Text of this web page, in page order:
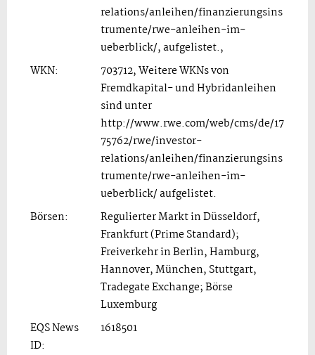
relations/anleihen/finanzierungsins
trumente/rwe-anleihen-im-
ueberblick/, aufgelistet.,
WKN:
703712, Weitere WKNs von
Fremdkapital- und Hybridanleihen
sind unter
http://www.rwe.com/web/cms/de/17
75762/rwe/investor-
relations/anleihen/finanzierungsins
trumente/rwe-anleihen-im-
ueberblick/ aufgelistet.
Börsen:
Regulierter Markt in Düsseldorf,
Frankfurt (Prime Standard);
Freiverkehr in Berlin, Hamburg,
Hannover, München, Stuttgart,
Tradegate Exchange; Börse
Luxemburg
EQS News
ID:
1618501